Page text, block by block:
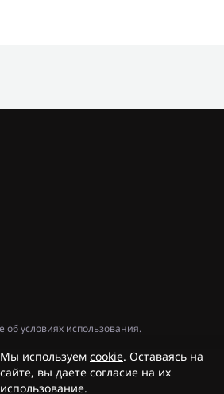
условиях использования.
Мы используем cookie. Оставаясь на
сайте, вы даете согласие на их
использование.